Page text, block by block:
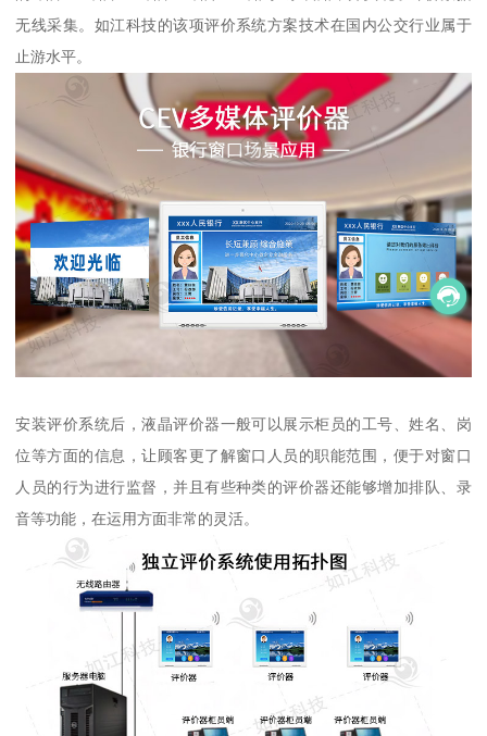
无线采集。如江科技的该项评价系统方案技术在国内公交行业属于
止游水平。
安装评价系统后，液晶评价器一般可以展示柜员的工号、姓名、岗
位等方面的信息，让顾客更了解窗口人员的职能范围，便于对窗口
人员的行为进行监督，并且有些种类的评价器还能够增加排队、录
音等功能，在运用方面非常的灵活。